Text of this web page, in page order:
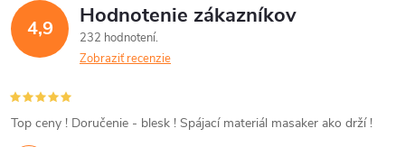
4,9 Hodnotenie zákazníkov
232 hodnotení
Zobraziť recenzie
Top ceny ! Doručenie - blesk ! Spájací materiál masaker ako drží !